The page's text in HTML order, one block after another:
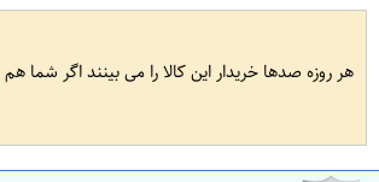
هر روزه صدها خریدار این کالا را می بینند اگر شما هم